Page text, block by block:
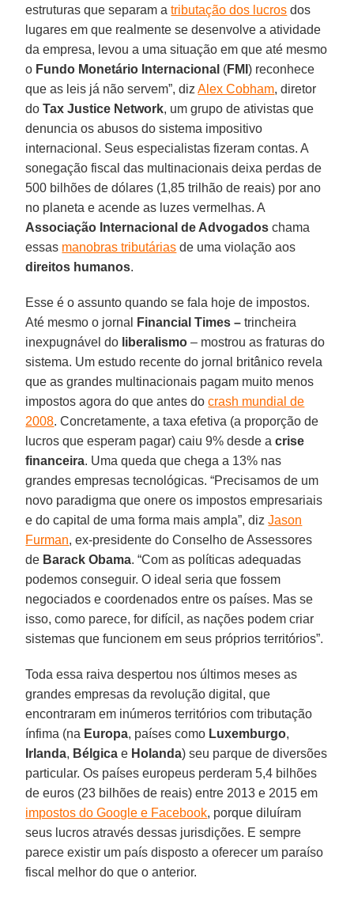
estruturas que separam atributação dos lucros dos
lugares em que realmente se desenvolve a atividade
da empresa, levou a uma situação em que até mesmo
o Fundo Monetário Internacional (FMI) reconhece
que as leis já não servem”, dizAlex Cobham, diretor
doTax Justice Network, um grupo de ativistas que
denuncia os abusos do sistema impositivo
internacional. Seus especialistas fizeram contas. A
sonegação fiscal das multinacionais deixa perdas de
500 bilhões de dólares (1,85 trilhão de reais) por ano
no planeta e acende as luzes vermelhas. A
Associação Internacional de Advogados chama
essas manobras tributárias de uma violação aos
direitos humanos.
Esse é o assunto quando se fala hoje de impostos.
Até mesmo o jornal
Financial Times – trincheira
inexpugnável do liberalismo – mostrou as fraturas do
sistema. Um estudo recente do jornal britânico revela
que as grandes multinacionais pagam muito menos
impostos agora do que antes docrash mundial de
2008. Concretamente, a taxa efetiva (a proporção de
lucros que esperam pagar) caiu 9% desde acrise
financeira. Uma queda que chega a 13% nas
grandes empresas tecnológicas. “Precisamos de um
novo paradigma que onere os impostos empresariais
e do capital de uma forma mais ampla”, dizJason
Furman, ex-presidente do Conselho de Assessores
de Barack Obama. “Com as políticas adequadas
podemos conseguir. O ideal seria que fossem
negociados e coordenados entre os países. Mas se
isso, como parece, for difícil, as nações podem criar
sistemas que funcionem em seus próprios territórios”.
Toda essa raiva despertou nos últimos meses as
grandes empresas da revolução digital, que
encontraram em inúmeros territórios com tributação
ínfima (na Europa, países como Luxemburgo,
Irlanda, Bélgica e Holanda) seu parque de diversões
particular. Os países europeus perderam 5,4 bilhões
de euros (23 bilhões de reais) entre 2013 e 2015 em
impostos do Google e Facebook, porque diluíram
seus lucros através dessas jurisdições. E sempre
parece existir um país disposto a oferecer um paraíso
fiscal melhor do que o anterior.